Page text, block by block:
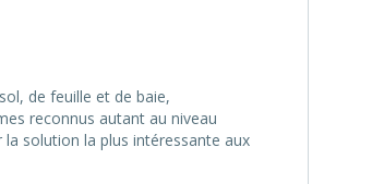
de feuille et de baie,
reconnus autant au niveau
la solution la plus intéressante aux